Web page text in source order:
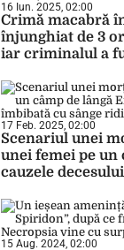
16 Iun. 2025, 02:00
Crimă macabră
înjunghiat de 3
iar criminalul a
17 Feb. 2025, 02:00
Scenariul unei
unei femei pe un
cauzele
15 Aug. 2024, 02:00